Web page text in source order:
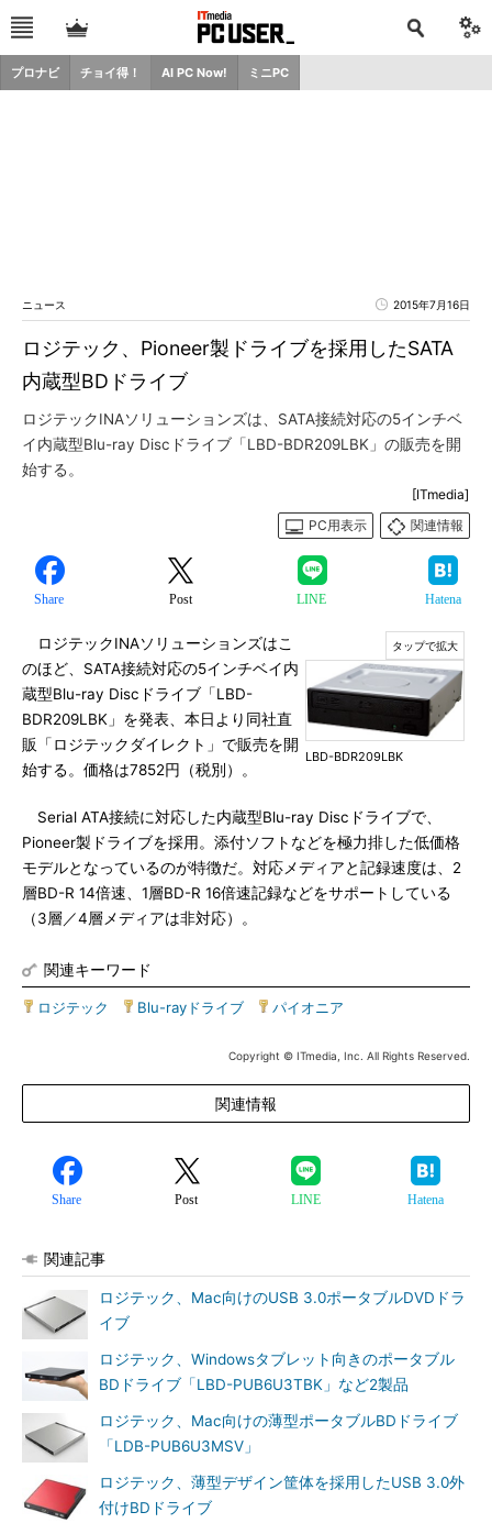
プロナビ チョイ得！ AI PC Now! ミニPC
ニュース 2015年7月16日
ロジテック、Pioneer製ドライブを採用したSATA
内蔵型BDドライブ
ロジテックINAソリューションズは、SATA接続対応の5インチベ
イ内蔵型Blu-ray Discドライブ「LBD-BDR209LBK」の販売を開
始する。
[ITmedia]
PC用表示
関連情報
Share Post LINE Hatena
LBD-BDR209LBK
ロジテックINAソリューションズはこ
のほど、SATA接続対応の5インチベイ内
蔵型Blu-ray Discドライブ「LBD-
BDR209LBK」を発表、本日より同社直
販「ロジテックダイレクト」で販売を開
始する。価格は7852円（税別）。
Serial ATA接続に対応した内蔵型Blu-ray Discドライブで、
Pioneer製ドライブを採用。添付ソフトなどを極力排した低価格
モデルとなっているのが特徴だ。対応メディアと記録速度は、2
層BD-R 14倍速、1層BD-R 16倍速記録などをサポートしている
（3層／4層メディアは非対応）。
関連キーワード
ロジテック Blu-rayドライブ パイオニア
Copyright © ITmedia, Inc. All Rights Reserved.
関連情報
Share Post LINE Hatena
関連記事
ロジテック、Mac向けのUSB 3.0ポータブルDVDドラ
イブ
ロジテック、Windowsタブレット向きのポータブル
BDドライブ「LBD-PUB6U3TBK」など2製品
ロジテック、Mac向けの薄型ポータブルBDドライブ
「LDB-PUB6U3MSV」
ロジテック、薄型デザイン筐体を採用したUSB 3.0外
付けBDドライブ